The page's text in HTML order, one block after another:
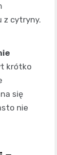
z cytryny.
krótko
się
nie